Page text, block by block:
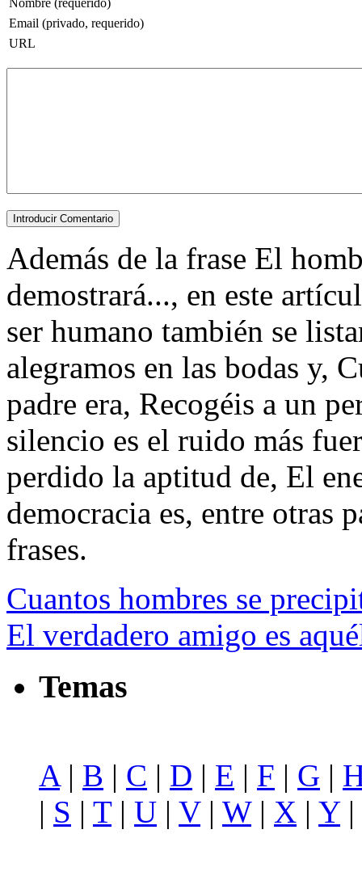
Email (privado, requerido)
URL
Además de la frase El
demostrará..., en este
ser humano también se
alegramos en las bodas y,
padre era, Recogéis a un
silencio es el ruido más
perdido la aptitud de, El
democracia es, entre otras
frases.
Cuantos hombres se
El verdadero amigo es
Temas
A| B | C | D | E | F | G |
| S | T| U | V| W| X | Y|